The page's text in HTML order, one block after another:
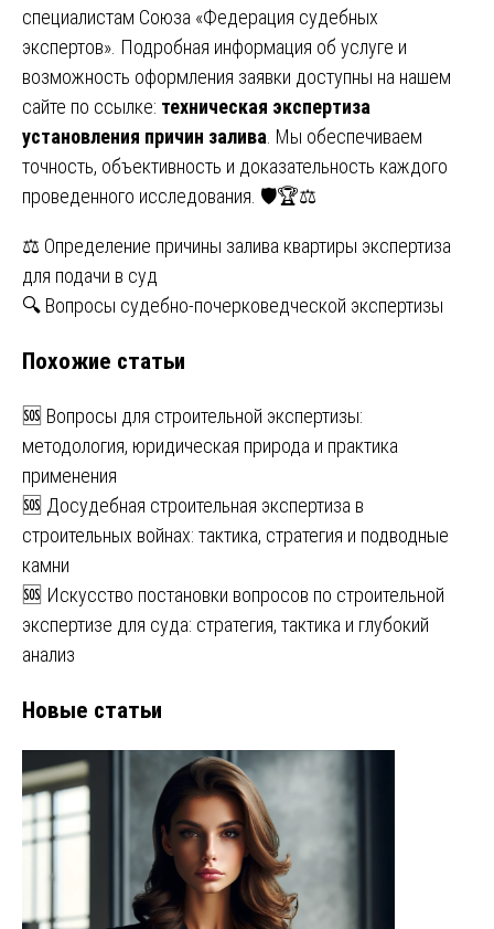
специалистам Союза «Федерация судебных
экспертов». Подробная информация об услуге и
возможность оформления заявки доступны на нашем
сайте по ссылке: техническая экспертиза
установления причин залива . Мы обеспечиваем
точность, объективность и доказательность каждого
проведенного исследования. 🛡️🏆⚖️
Навигация
по
⚖️ Определение причины залива квартиры экспертиза
для подачи в суд
🔍 Вопросы судебно-почерковедческой экспертизы
Похожие статьи
🆘 Вопросы для строительной экспертизы:
методология, юридическая природа и практика
применения
🆘 Досудебная строительная экспертиза в
строительных войнах: тактика, стратегия и подводные
камни
🆘 Искусство постановки вопросов по строительной
экспертизе для суда: стратегия, тактика и глубокий
анализ
Новые статьи